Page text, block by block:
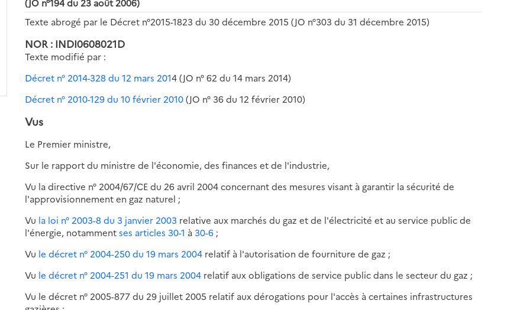
Texte abrogé par le Décret n°2015-1823 du 30 décembre 2015 (JO n°303 du 31 décembre 2015)
NOR : INDI0608021D
Texte modifié par :
Décret n° 2014-328 du 12 mars 2014 (JO n° 62 du 14 mars 2014)
Décret n° 2010-129 du 10 février 2010(JO n° 36 du 12 février 2010)
Vus
Le Premier ministre,
Sur le rapport du ministre de l'économie, des finances et de l'industrie,
Vu la directive n° 2004/67/CE du 26 avril 2004 concernant des mesures visant à garantir la sécurité de
l'approvisionnement en gaz naturel ;
Vu la loi n° 2003-8 du 3 janvier 2003 relative aux marchés du gaz et de l'électricité et au service public de
l'énergie, notammentses articles 30-1 à 30-6 ;
Vu le décret n° 2004-250 du 19 mars 2004 relatif à l'autorisation de fourniture de gaz ;
Vu le décret n° 2004-251 du 19 mars 2004 relatif aux obligations de service public dans le secteur du gaz ;
Vu le décret n° 2005-877 du 29 juillet 2005 relatif aux dérogations pour l'accès à certaines infrastructures